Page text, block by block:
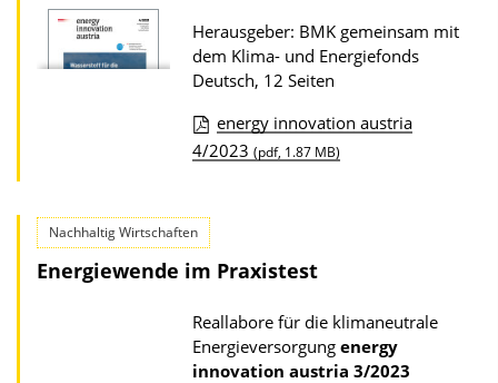
u
r
P
u
i
k
t
i
Herausgeber: BMK gemeinsam mit
dem Klima- und Energiefonds
Deutsch, 12 Seiten
D
w
n
l
a
d
energy innovation austria
4/2023 (pdf, 1.87 MB)
Nachhaltig Wirtschaften
Energiewende im Praxistest
Reallabore für die klimaneutrale
Energieversorgung energy
innovation austria 3/2023